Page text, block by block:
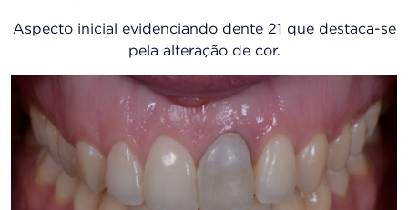
Aspecto inicial evidenciando dente 21 que destaca-se
pela alteração de cor.